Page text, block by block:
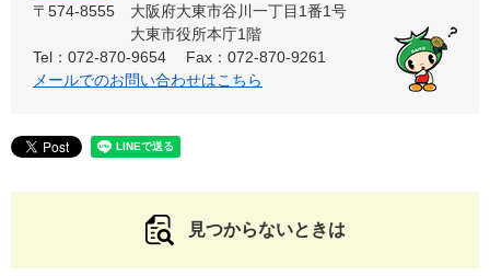
〒574-8555
大阪府大東市谷川一丁目1番1号
大東市役所本庁1階
Tel：072-870-9654
Fax：072-870-9261
メールでのお問い合わせはこちら
見つからないときは